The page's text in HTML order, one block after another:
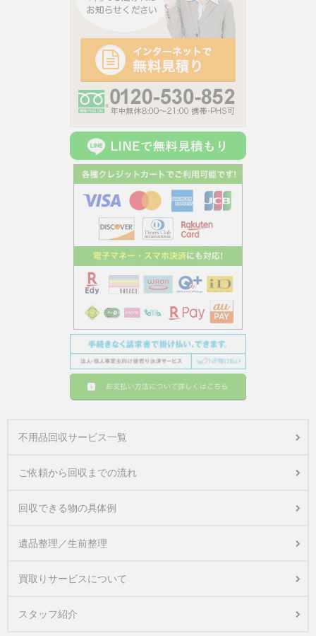
不用品回収サービス一覧
ご依頼から回収までの流れ
回収できる物の具体例
遺品整理／生前整理
買取りサービスについて
スタッフ紹介